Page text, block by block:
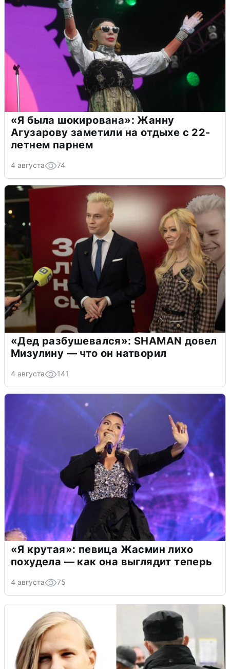
«Я была шокирована»: Жанну
Агузарову заметили на отдыхе с 22-
летнем парнем
4 августа 74
«Дед разбушевался»: SHAMAN довел
Мизулину — что он натворил
4 августа 141
«Я крутая»: певица Жасмин лихо
похудела — как она выглядит теперь
4 августа 75